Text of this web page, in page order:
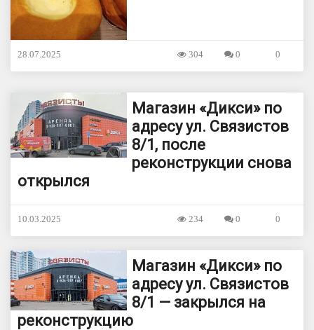
28.07.2025 0
0
304
Магазин «Дикси» по
адресу ул. Связистов
8/1, после
реконструкции снова
открылся
10.03.2025 0
0
234
Магазин «Дикси» по
адресу ул. Связистов
8/1 — закрылся на
реконструкцию